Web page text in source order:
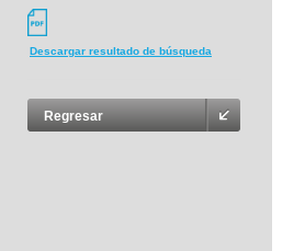
Descargar resultado de búsqueda
Regresar